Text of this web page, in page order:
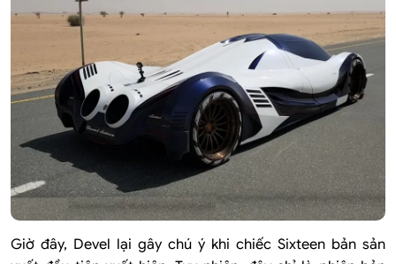
Giờ đây, Devel lại gây chú ý khi chiếc Sixteen bản sản